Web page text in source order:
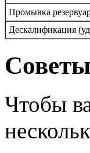
Промывка
Дескалификация
Чтобы